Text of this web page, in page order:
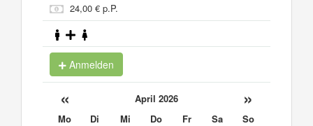
24,00 € p.P.
Anmelden
« April 2026 »
Mo Di Mi Do Fr Sa
So